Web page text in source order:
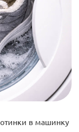
в машинку